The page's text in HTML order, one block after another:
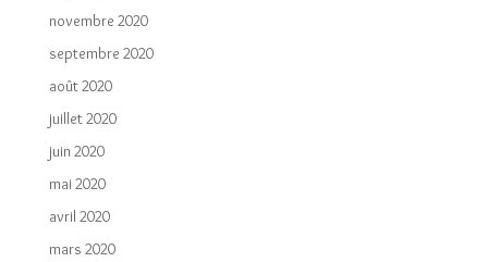
novembre 2020
septembre 2020
août 2020
juillet 2020
juin 2020
mai 2020
avril 2020
mars 2020